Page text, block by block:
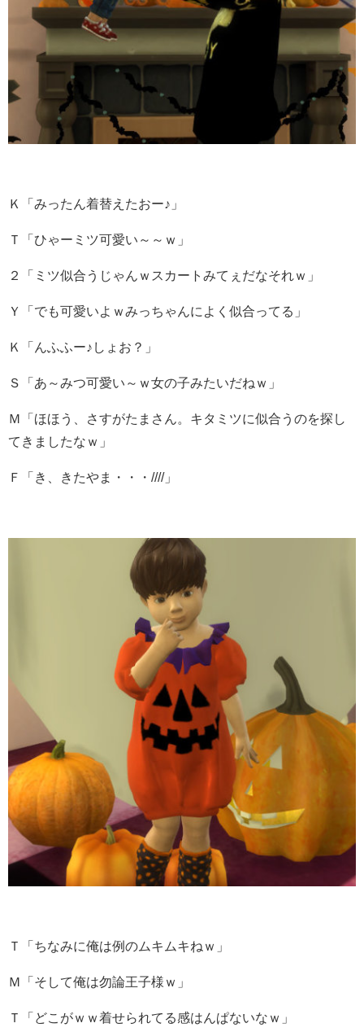
Ｋ「みったん着替えたおー♪」
Ｔ「ひゃーミツ可愛い～～ｗ」
２「ミツ似合うじゃんｗスカートみてぇだなそれｗ」
Ｙ「でも可愛いよｗみっちゃんによく似合ってる」
Ｋ「んふふー♪しょお？」
Ｓ「あ～みつ可愛い～ｗ女の子みたいだねｗ」
Ｍ「ほほう、さすがたまさん。キタミツに似合うのを探し
てきましたなｗ」
Ｆ「き、きたやま・・・////」
Ｔ「ちなみに俺は例のムキムキねｗ」
Ｍ「そして俺は勿論王子様ｗ」
Ｔ「どこがｗｗ着せられてる感はんぱないなｗ」